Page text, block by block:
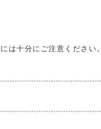
は十分にご注意ください。